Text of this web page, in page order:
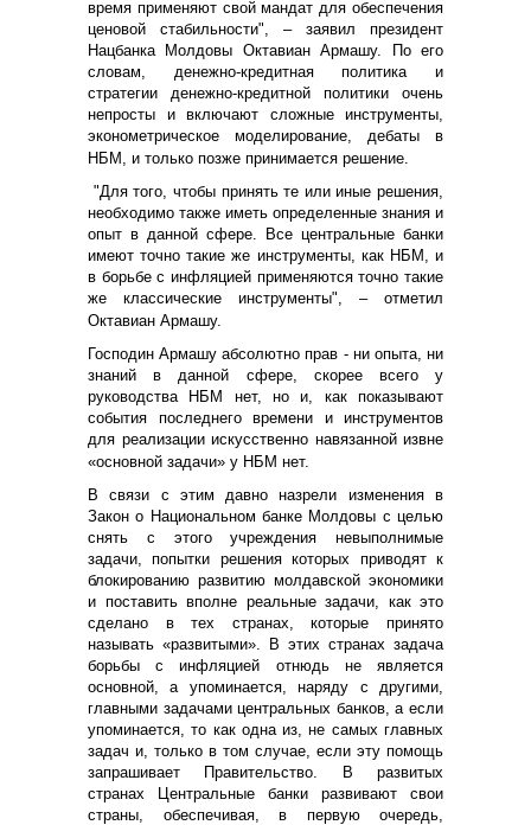
время применяют свой мандат для обеспечения
ценовой стабильности", – заявил президент
Нацбанка Молдовы Октавиан Армашу. По его
словам, денежно-кредитная политика и
стратегии денежно-кредитной политики очень
непросты и включают сложные инструменты,
эконометрическое моделирование, дебаты в
НБМ, и только позже принимается решение.
"Для того, чтобы принять те или иные решения,
необходимо также иметь определенные знания и
опыт в данной сфере. Все центральные банки
имеют точно такие же инструменты, как НБМ, и
в борьбе с инфляцией применяются точно такие
же классические инструменты", – отметил
Октавиан Армашу.
Господин Армашу абсолютно прав - ни опыта, ни
знаний в данной сфере, скорее всего у
руководства НБМ нет, но и, как показывают
события последнего времени и инструментов
для реализации искусственно навязанной извне
«основной задачи» у НБМ нет.
В связи с этим давно назрели изменения в
Закон о Национальном банке Молдовы с целью
снять с этого учреждения невыполнимые
задачи, попытки решения которых приводят к
блокированию развитию молдавской экономики
и поставить вполне реальные задачи, как это
сделано в тех странах, которые принято
называть «развитыми». В этих странах задача
борьбы с инфляцией отнюдь не является
основной, а упоминается, наряду с другими,
главными задачами центральных банков, а если
упоминается, то как одна из, не самых главных
задач и, только в том случае, если эту помощь
запрашивает Правительство. В развитых
странах Центральные банки развивают свои
страны, обеспечивая, в первую очередь,